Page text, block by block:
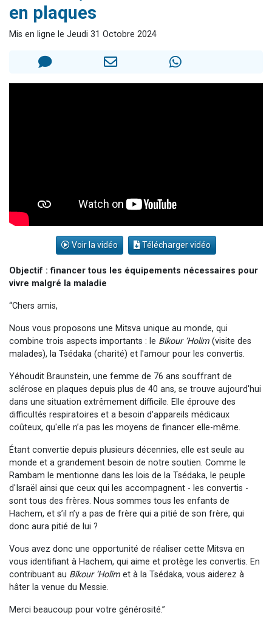
3 nouvelles musiques dans Torah-Box Music
en plaques
Mis en ligne le Jeudi 31 Octobre 2024
Voir la vidéo Télécharger vidéo
Objectif : financer tous les équipements nécessaires pour
vivre malgré la maladie
“Chers amis,
Nous vous proposons une Mitsva unique au monde, qui
combine trois aspects importants : le Bikour ‘Holim (visite des
malades), la Tsédaka (charité) et l'amour pour les convertis.
Yéhoudit Braunstein, une femme de 76 ans souffrant de
sclérose en plaques depuis plus de 40 ans, se trouve aujourd'hui
dans une situation extrêmement difficile. Elle éprouve des
difficultés respiratoires et a besoin d'appareils médicaux
coûteux, qu'elle n’a pas les moyens de financer elle-même.
Étant convertie depuis plusieurs décennies, elle est seule au
monde et a grandement besoin de notre soutien. Comme le
Rambam le mentionne dans les lois de la Tsédaka, le peuple
d'Israël ainsi que ceux qui les accompagnent - les convertis -
sont tous des frères. Nous sommes tous les enfants de
Hachem, et s’il n’y a pas de frère qui a pitié de son frère, qui
donc aura pitié de lui ?
Vous avez donc une opportunité de réaliser cette Mitsva en
vous identifiant à Hachem, qui aime et protège les convertis. En
contribuant au Bikour ‘Holim et à la Tsédaka, vous aiderez à
hâter la venue du Messie.
Merci beaucoup pour votre générosité.”